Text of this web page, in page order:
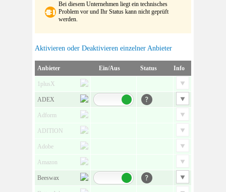
Bei diesem Unternehmen liegt ein technisches
Problem vor und Ihr Status kann nicht geprüft
werden.